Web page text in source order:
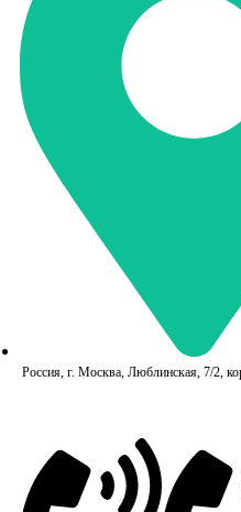
Россия, г. Москва, Люблинская, 7/2,